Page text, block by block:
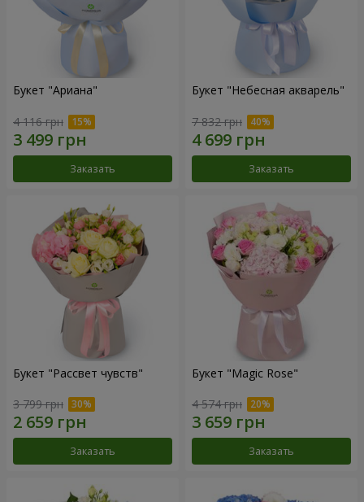
Букет "Ариана"
4 116 грн
Заказать
Букет "Небесная акварель"
7 832 грн
Заказать
Букет "Рассвет чувств"
3 799 грн
Заказать
Букет "Magic Rose"
4 574 грн
Заказать